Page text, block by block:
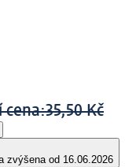
cena:35,50 Kč
zvýšena od 16.06.2026